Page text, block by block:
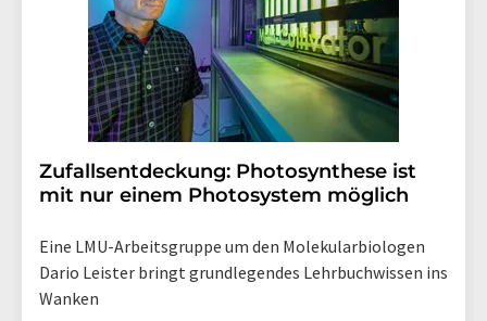
Zufallsentdeckung: Photosynthese ist
mit nur einem Photosystem möglich
Eine LMU-Arbeitsgruppe um den Molekularbiologen
Dario Leister bringt grundlegendes Lehrbuchwissen ins
Wanken